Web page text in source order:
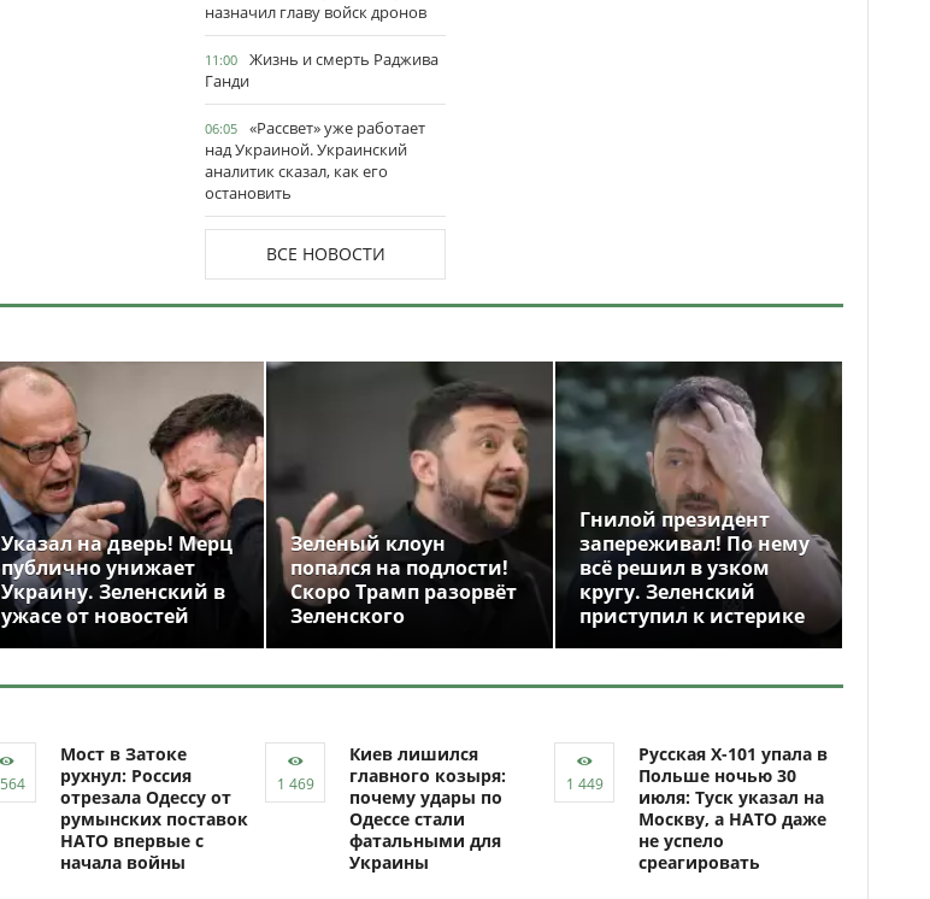
назначил главу войск дронов
11:00
Жизнь и смерть Раджива
Ганди
06:05
«Рассвет» уже работает
над Украиной. Украинский
аналитик сказал, как его
остановить
ВСЕ НОВОСТИ
Указал на дверь! Мерц
публично унижает
Украину. Зеленский в
ужасе от новостей
Зеленый клоун
попался на подлости!
Скоро Трамп разорвёт
Зеленского
Гнилой президент
запереживал! По нему
всё решил в узком
кругу. Зеленский
приступил к истерике
Мост в Затоке
рухнул: Россия
отрезала Одессу от
румынских поставок
НАТО впервые с
начала войны
Киев лишился
главного козыря:
почему удары по
Одессе стали
фатальными для
Украины
Русская Х-101 упала в
Польше ночью 30
июля: Туск указал на
Москву, а НАТО даже
не успело
среагировать